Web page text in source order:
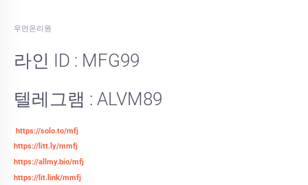
우먼온리원
라인 ID : MFG99
텔레그램 : ALVM89
https://solo.to/mfj
https://litt.ly/mmfj
https://allmy.bio/mfj
https://lit.link/mmfj